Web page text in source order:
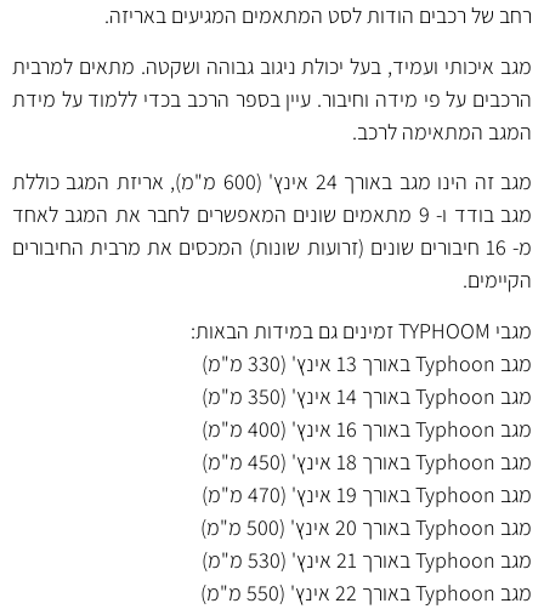
רחב של רכבים הודות לסט המתאמים המגיעים באריזה.
מגב איכותי ועמיד, בעל יכולת ניגוב גבוהה ושקטה. מתאים למרבית
הרכבים על פי מידה וחיבור. עיין בספר הרכב בכדי ללמוד על מידת
המגב המתאימה לרכב.
מגב זה הינו מגב באורך 24 אינץ' (600 מ"מ), אריזת המגב כוללת
מגב בודד ו- 9 מתאמים שונים המאפשרים לחבר את המגב לאחד
מ- 16 חיבורים שונים (זרועות שונות) המכסים את מרבית החיבורים
הקיימים.
מגבי TYPHOOM זמינים גם במידות הבאות:
מגב Typhoon באורך 13 אינץ' (330 מ"מ)
מגב Typhoon באורך 14 אינץ' (350 מ"מ)
מגב Typhoon באורך 16 אינץ' (400 מ"מ)
מגב Typhoon באורך 18 אינץ' (450 מ"מ)
מגב Typhoon באורך 19 אינץ' (470 מ"מ)
מגב Typhoon באורך 20 אינץ' (500 מ"מ)
מגב Typhoon באורך 21 אינץ' (530 מ"מ)
מגב Typhoon באורך 22 אינץ' (550 מ"מ)